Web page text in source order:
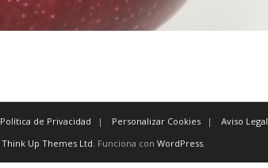
Política de Privacidad Personalizar Cookies
Aviso Legal
Think Up Themes Ltd. Funciona con WordPress.